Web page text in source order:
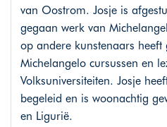
van Oostrom. Josje is
gegaan werk van
op andere kunstenaars
Michelangelo cursussen en
Volksuniversiteiten. Josje
begeleid en is woonachtig
en Ligurië.